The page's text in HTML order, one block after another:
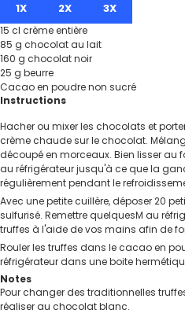
1X 2X 3X
15 cl crème entière
85 g chocolat au lait
160 g chocolat noir
25 g beurre
Cacao en poudre non sucré
Instructions
Hacher ou mixer les chocolats et
crème chaude sur le chocolat.
découpé en morceaux. Bien lisser au
au réfrigérateur jusqu'à ce que la
régulièrement pendant le
Avec une petite cuillère, déposer 20
sulfurisé. Remettre quelquesM au
truffes à l'aide de vos mains afin de
Rouler les truffes dans le cacao en
réfrigérateur dans une boite
Notes
Pour changer des traditionnelles
réaliser au chocolat blanc.